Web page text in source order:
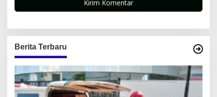
Berita Terbaru